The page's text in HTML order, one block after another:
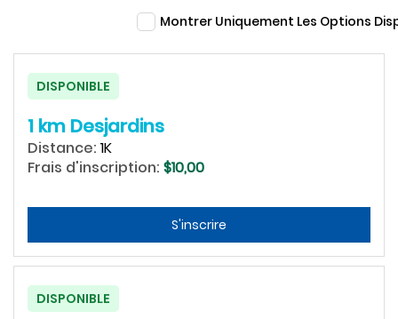
Montrer Uniquement Les Options
DISPONIBLE
1 km Desjardins
Distance: 1K
Frais d'inscription: $10,00
S'inscrire
DISPONIBLE